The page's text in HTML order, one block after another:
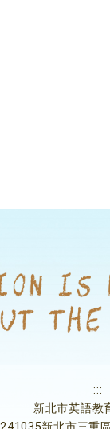
:::
新北市英語教